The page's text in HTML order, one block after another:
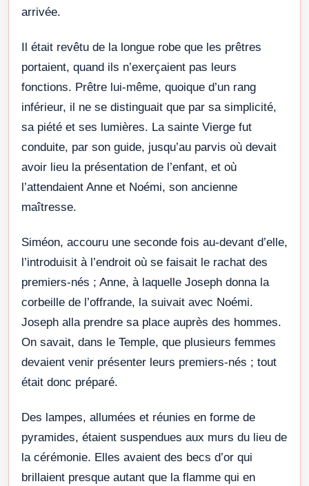
arrivée.
Il était revêtu de la longue robe que les prêtres
portaient, quand ils n’exerçaient pas leurs
fonctions. Prêtre lui-même, quoique d’un rang
inférieur, il ne se distinguait que par sa simplicité,
sa piété et ses lumières. La sainte Vierge fut
conduite, par son guide, jusqu’au parvis où devait
avoir lieu la présentation de l’enfant, et où
l’attendaient Anne et Noémi, son ancienne
maîtresse.
Siméon, accouru une seconde fois au-devant d’elle,
l’introduisit à l’endroit où se faisait le rachat des
premiers-nés ; Anne, à laquelle Joseph donna la
corbeille de l’offrande, la suivait avec Noémi.
Joseph alla prendre sa place auprès des hommes.
On savait, dans le Temple, que plusieurs femmes
devaient venir présenter leurs premiers-nés ; tout
était donc préparé.
Des lampes, allumées et réunies en forme de
pyramides, étaient suspendues aux murs du lieu de
la cérémonie. Elles avaient des becs d’or qui
brillaient presque autant que la flamme qui en